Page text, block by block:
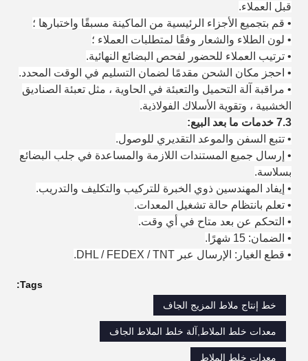
قبل العملاء.
• قم بتجميع الأجزاء الرئيسية من الماكينة مسبقًا واختبارها ؛
• لون الطلاء والشعار وفقًا لمتطلبات العملاء ؛
• ترتيب العملاء للحضور لفحص البضائع النهائية.
• احجز مكان الشحن مقدمًا لضمان التسليم في الوقت المحدد.
• مراقبة آلة التحميل والتعبئة في الحاوية ، مثل تعبئة الصناديق
الخشبية ، وتقوية الأسلاك الفولاذية.
7.3 خدمات ما بعد البيع:
• تتبع السفن والموعد التقديري للوصول.
• إرسال جميع المستندات اللازمة والمساعدة في جلب البضائع
بسلاسة.
• إيفاد المهندسين ذوي الخبرة للتركيب والتكليف والتدريب.
• تعلم بانتظام حالة تشغيل المعدات.
• التحكم عن بعد متاح في أي وقت.
• الضمان: 15 شهرًا.
• قطع الغيار: الإرسال عبر DHL / FEDEX / TNT.
Tags:
خط إنتاج ملاط ​​المزيج الجاف
معدات خلط الملاط,آلة خلط الملاط الجاف
معدات خلط الملاط